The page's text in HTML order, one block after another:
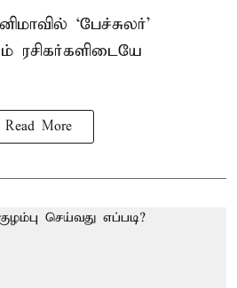
‘பேச்சுலர்’
ரசிகர்களிடையே
Read More